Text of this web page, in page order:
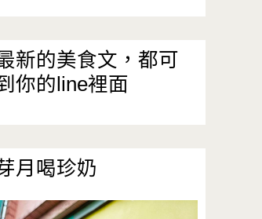
新的美食文，都可
你的line裡面
月喝珍奶